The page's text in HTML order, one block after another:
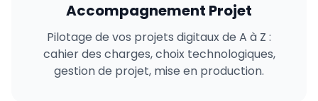
Accompagnement Projet
Pilotage de vos projets digitaux de A à Z :
cahier des charges, choix technologiques,
gestion de projet, mise en production.